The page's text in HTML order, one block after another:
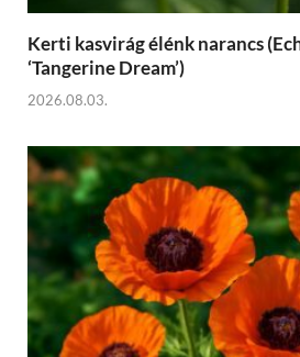
Kerti kasvirág élénk narancs
‘Tangerine Dream’)
2026.08.03.